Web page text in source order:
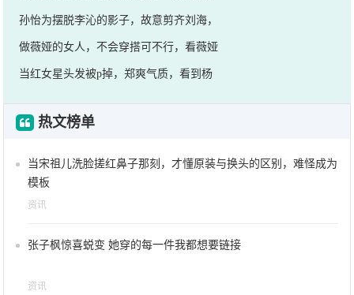
孙怡为摆脱李沁的影子，故意剪齐刘海，
做薇娅的女人，不会穿搭可不行，看薇娅
当红女星头发被p掉，郑爽气质，看到杨
热文榜单
当宋祖儿洗脸搓红鼻子那刻，才懂原装与换头的区别，难怪成为
模板
资讯
张子枫惊喜蜕变 她穿的每一件我都想要链接
资讯